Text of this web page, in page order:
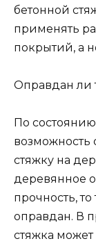
бетонной
применять
покрытий, а
Оправдан ли
По состоянию
возможность
стяжку на
деревянное
прочность,
оправдан. В
стяжка может